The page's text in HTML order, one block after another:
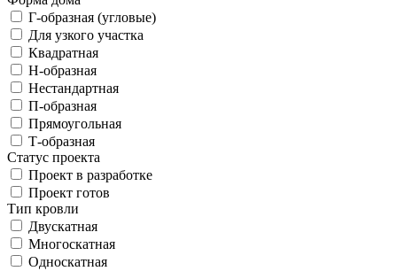
Г-образная (угловые)
Для узкого участка
Квадратная
Н-образная
Нестандартная
П-образная
Прямоугольная
Т-образная
Статус проекта
Проект в разработке
Проект готов
Тип кровли
Двускатная
Многоскатная
Односкатная